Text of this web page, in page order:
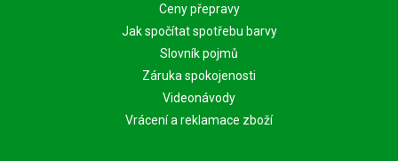
Ceny přepravy
Jak spočítat spotřebu barvy
Slovník pojmů
Záruka spokojenosti
Videonávody
Vrácení a reklamace zboží